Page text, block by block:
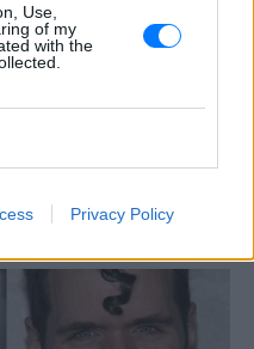
Use,
of my
with the
Privacy Policy
από την Αιθιοπία
με τη φυσική
της, δείτε την
γνωστή, η Ελίζαμπεθ Ντέστα
ξανά με μια λαμπερή